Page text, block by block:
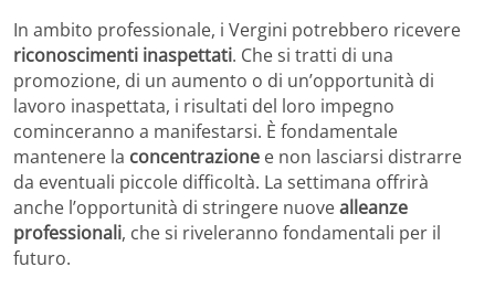
In ambito professionale, i Vergini potrebbero ricevere
riconoscimenti inaspettati. Che si tratti di una
promozione, di un aumento o di un’opportunità di
lavoro inaspettata, i risultati del loro impegno
cominceranno a manifestarsi. È fondamentale
mantenere la concentrazione e non lasciarsi distrarre
da eventuali piccole difficoltà. La settimana offrirà
anche l’opportunità di stringere nuovealleanze
professionali, che si riveleranno fondamentali per il
futuro.